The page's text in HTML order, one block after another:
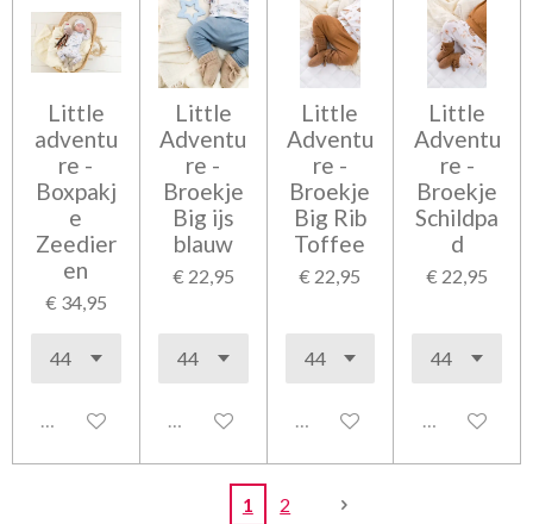
Little
adventu
re -
Boxpakj
e
Zeedier
en
€ 34,95
Uitgeschakeld
Little
Adventu
re -
Broekje
Big ijs
blauw
€ 22,95
Uitgeschakeld
Little
Adventu
re -
Broekje
Big Rib
Toffee
€ 22,95
Uitgeschakeld
Little
Adventu
re -
Broekje
Schildpa
d
€ 22,95
1 2